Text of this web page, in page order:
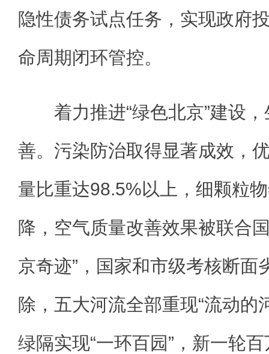
隐性债务试点任务，实现政府
命周期闭环管控。
着力推进“绿色北京”建设，
善。污染防治取得显著成效，
量比重达98.5%以上，细颗粒
降，空气质量改善效果被联合
京奇迹”，国家和市级考核断面
除，五大河流全部重现“流动的
绿隔实现“一环百园”，新一轮